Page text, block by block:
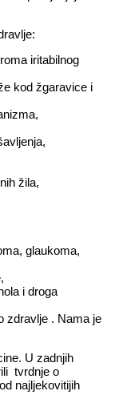
iritabilnog
kod žgaravice i
žila,
glaukoma,
i droga
zdravlje . Nama je
U zadnjih
tvrdnje o
najljekovitijih